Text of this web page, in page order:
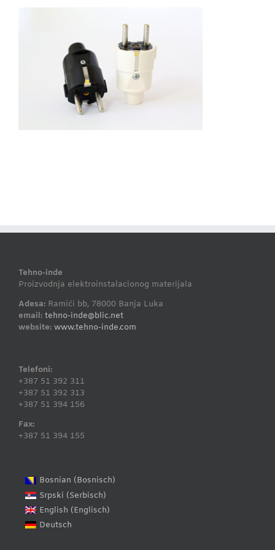
Tehno-inde
Proizvodnja elektroinstalacionog materijala
Adesa: Ramići bb, 78000 Banja Luka
email: tehno-inde@blic.net
website: www.tehno-inde.com
Telefoni:
+387 51 392 311
+387 51 392 313
+387 51 394 156
Fax:
+387 51 394 155
Bosnian (Bosnisch)
Srpski (Serbisch)
English (Englisch)
Deutsch